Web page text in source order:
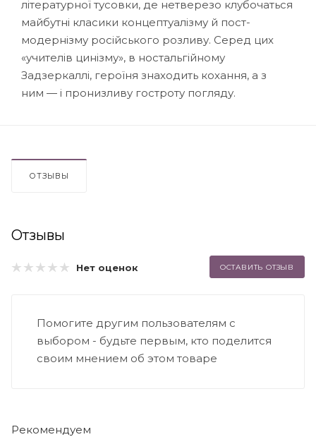
літературної тусовки, де нетверезо клубочаться
майбутні класики концептуалізму й пост­
модернізму російського розливу. Серед цих
«учителів цинізму», в ностальгійному
Задзеркаллі, героїня знаходить кохання, а з
ним — і пронизливу гостроту по­гляду.
ОТЗЫВЫ
Отзывы
Нет оценок ОСТАВИТЬ ОТЗЫВ
Помогите другим пользователям с
выбором - будьте первым, кто поделится
своим мнением об этом товаре
Рекомендуем